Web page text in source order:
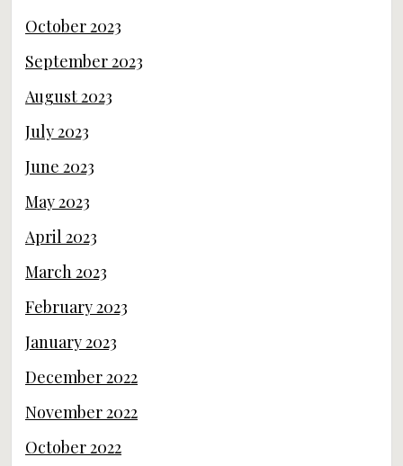
October 2023
September 2023
August 2023
July 2023
June 2023
May 2023
April 2023
March 2023
February 2023
January 2023
December 2022
November 2022
October 2022